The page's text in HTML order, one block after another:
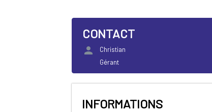
CONTACT
person
Christian
Gérant
INFORMATIONS